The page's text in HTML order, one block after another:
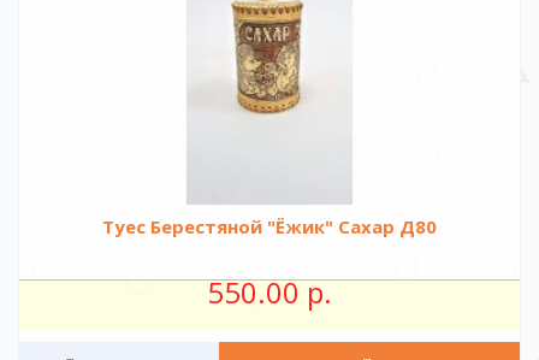
Туес Берестяной "Ёжик" Сахар Д80
550.00 р.